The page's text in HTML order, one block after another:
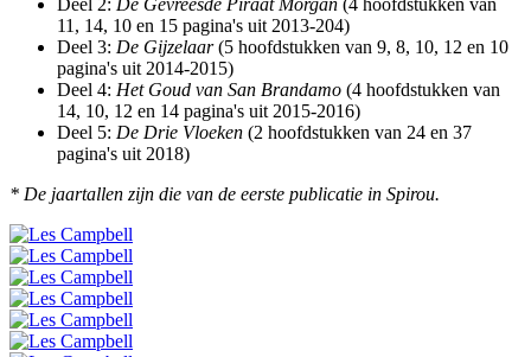
11, 14, 10 en 15 pagina's uit 2013-204)
Deel 3: De Gijzelaar(5 hoofdstukken van 9, 8, 10, 12 en 10
pagina's uit 2014-2015)
Deel 4: Het Goud van San Brandamo (4 hoofdstukken van
14, 10, 12 en 14 pagina's uit 2015-2016)
Deel 5: De Drie Vloeken (2 hoofdstukken van 24 en 37
pagina's uit 2018)
* De jaartallen zijn die van de eerste publicatie in Spirou.